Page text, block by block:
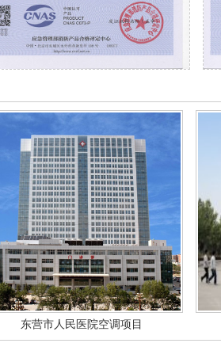
东营市人民医院空调项目